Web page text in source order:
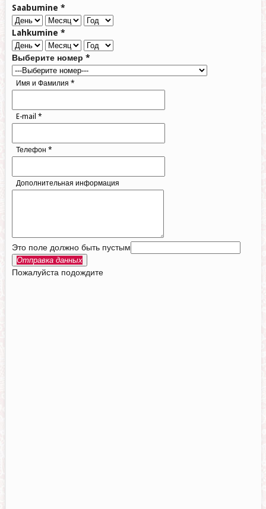
Saabumine *
Lahkumine *
Выберите номер *
Имя и Фамилия *
E-mail *
Телефон *
Дополнительная информация
Это поле должно быть пустым
Отправка данных
Пожалуйста подождите